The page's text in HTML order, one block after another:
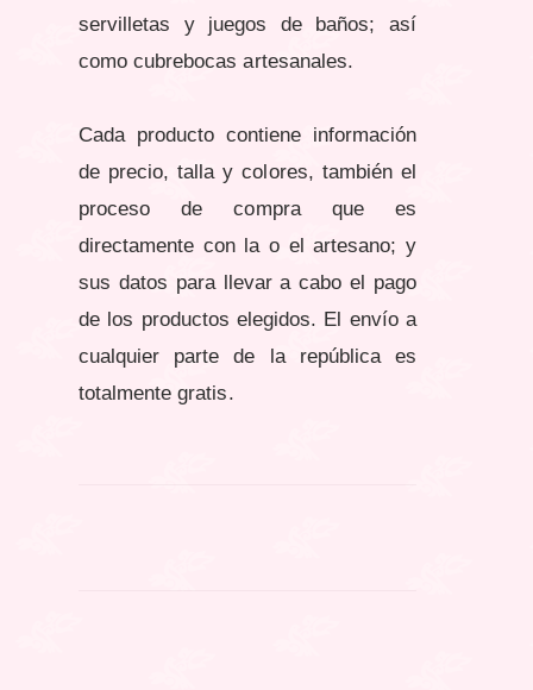
servilletas y juegos de baños; así
como cubrebocas artesanales.
Cada producto contiene información
de precio, talla y colores, también el
proceso de compra que es
directamente con la o el artesano; y
sus datos para llevar a cabo el pago
de los productos elegidos. El envío a
cualquier parte de la república es
totalmente gratis.